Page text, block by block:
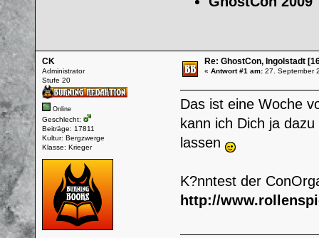
CK
Administrator
Stufe 20
Online
Geschlecht:
Beiträge: 17811
Kultur: Bergzwerge
Klasse: Krieger
Re: GhostCon, Ingolstadt
«Antwort #1 am: 27. September
Das ist eine Woche
kann ich Dich ja
lassen
K?nntest der
http://